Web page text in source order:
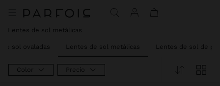
Lentes de sol metálicas
sol ovaladas Lentes de sol metálicas Lentes de sol de
Color Precio